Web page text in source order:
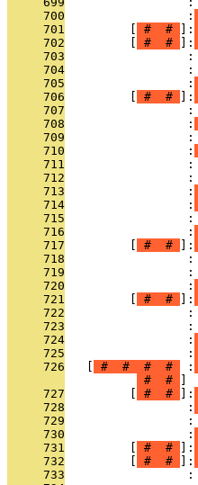
     700
                 :
     701
# # ]:
     702
# # ]:
     703
     704
     705
                 :
     706
# # ]:
     707
     708
                 :
     709
     710
                 :
     711
     712
     713
                 :
     714
                 :
     715
     716
                 :
     717
# # ]:
     718
     719
     720
                 :
     721
# # ]:
     722
     723
     724
                 :
     725
                 :
     726
# # # # :
#
#
     727
# # ]:
     728
                 :
     729
     730
                 :
     731
# # ]:
     732
# # ]:
     733